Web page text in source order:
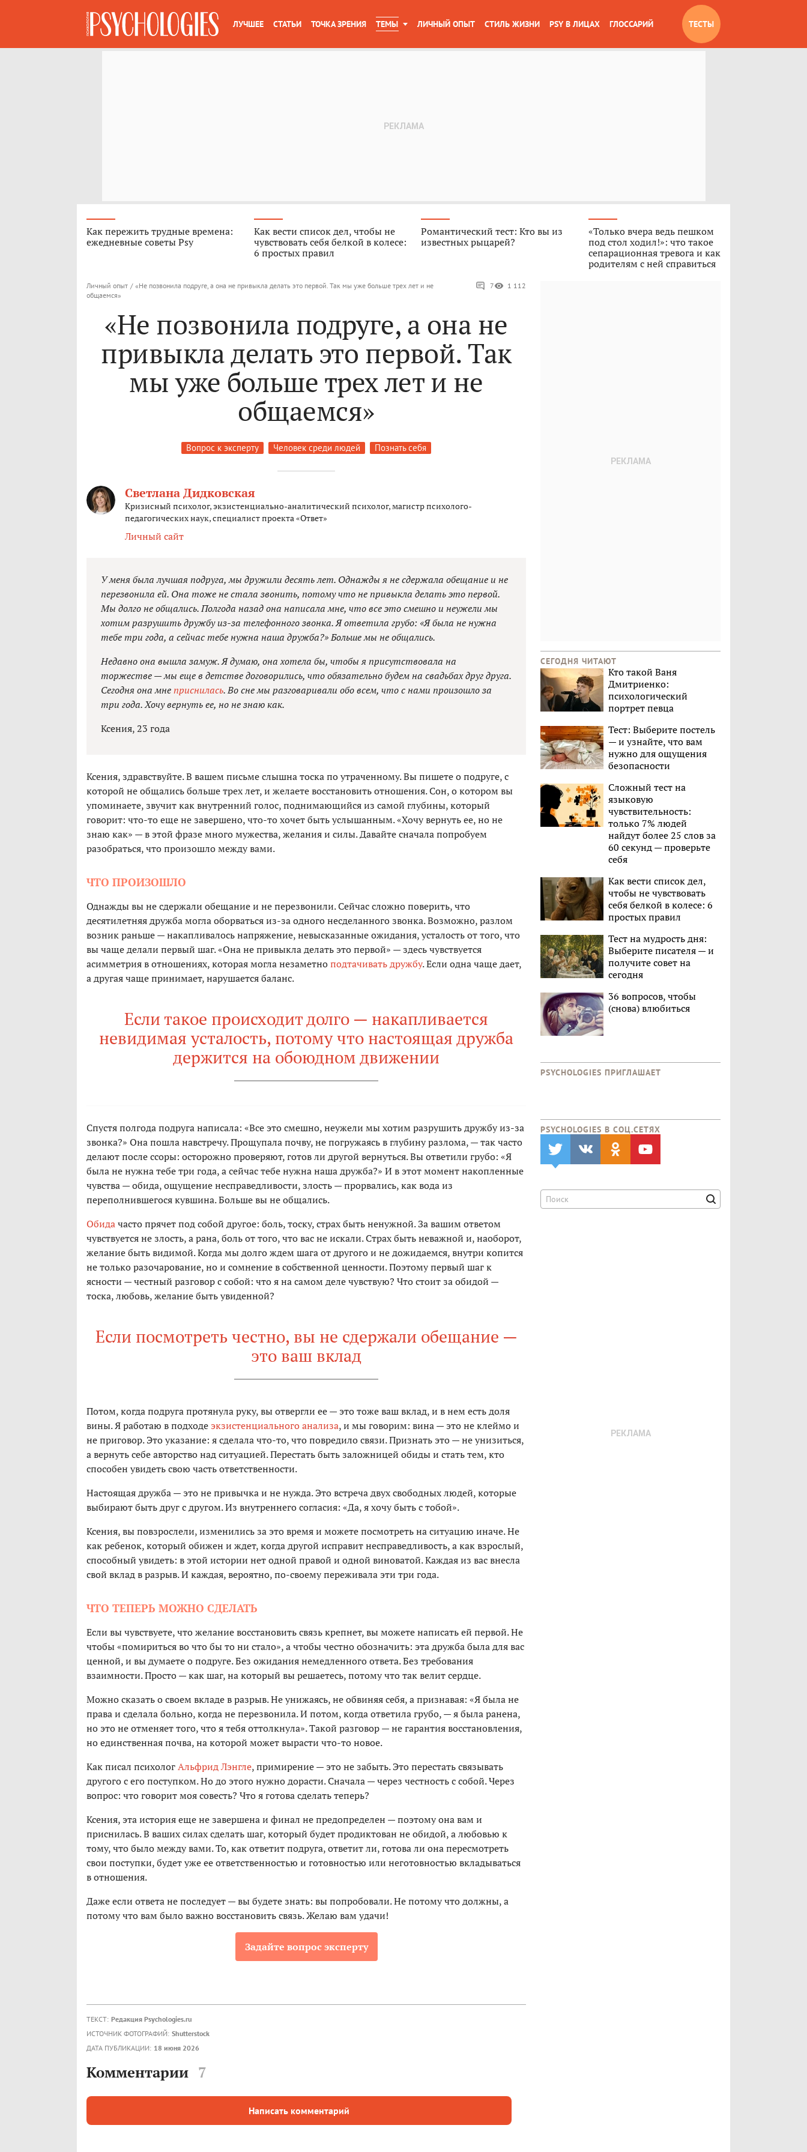
ЛУЧШЕЕ СТАТЬИ ТОЧКА ЗРЕНИЯ ТЕМЫ ЛИЧНЫЙ ОПЫТ СТИЛЬ ЖИЗНИ PSY В ЛИЦАХ ГЛОССАРИЙ ТЕСТЫ
Как пережить трудные времена:
ежедневные советы Psy
Как вести список дел, чтобы не
чувствовать себя белкой в колесе:
6 простых правил
Романтический тест: Кто вы из
известных рыцарей?
«Только вчера ведь пешком
под стол ходил!»: что такое
сепарационная тревога и как
родителям с ней справиться
Личный опыт / «Не позвонила подруге, а она не привыкла делать это первой. Так мы уже больше трех лет и не
общаемся»
7 1 112
«Не позвонила подруге, а она не
привыкла делать это первой. Так
мы уже больше трех лет и не
общаемся»
Вопрос к эксперту Человек среди людей Познать себя
Светлана Дидковская
Кризисный психолог, экзистенциально-аналитический психолог, магистр психолого-
педагогических наук, специалист проекта «Ответ»
Личный сайт
У меня была лучшая подруга, мы дружили десять лет. Однажды я не сдержала обещание и не
перезвонила ей. Она тоже не стала звонить, потому что не привыкла делать это первой.
Мы долго не общались. Полгода назад она написала мне, что все это смешно и неужели мы
хотим разрушить дружбу из-за телефонного звонка. Я ответила грубо: «Я была не нужна
тебе три года, а сейчас тебе нужна наша дружба?» Больше мы не общались.
Недавно она вышла замуж. Я думаю, она хотела бы, чтобы я присутствовала на
торжестве — мы еще в детстве договорились, что обязательно будем на свадьбах друг друга.
Сегодня она мнеприснилась. Во сне мы разговаривали обо всем, что с нами произошло за
три года. Хочу вернуть ее, но не знаю как.
Ксения, 23 года
Ксения, здравствуйте. В вашем письме слышна тоска по утраченному. Вы пишете о подруге, с
которой не общались больше трех лет, и желаете восстановить отношения. Сон, о котором вы
упоминаете, звучит как внутренний голос, поднимающийся из самой глубины, который
говорит: что-то еще не завершено, что-то хочет быть услышанным. «Хочу вернуть ее, но не
знаю как» — в этой фразе много мужества, желания и силы. Давайте сначала попробуем
разобраться, что произошло между вами.
ЧТО ПРОИЗОШЛО
Однажды вы не сдержали обещание и не перезвонили. Сейчас сложно поверить, что
десятилетняя дружба могла оборваться из-за одного несделанного звонка. Возможно, разлом
возник раньше — накапливалось напряжение, невысказанные ожидания, усталость от того, что
вы чаще делали первый шаг. «Она не привыкла делать это первой» — здесь чувствуется
асимметрия в отношениях, которая могла незаметноподтачивать дружбу. Если одна чаще дает,
а другая чаще принимает, нарушается баланс.
Если такое происходит долго — накапливается
невидимая усталость, потому что настоящая дружба
держится на обоюдном движении
Спустя полгода подруга написала: «Все это смешно, неужели мы хотим разрушить дружбу из-за
звонка?» Она пошла навстречу. Прощупала почву, не погружаясь в глубину разлома, — так часто
делают после ссоры: осторожно проверяют, готов ли другой вернуться. Вы ответили грубо: «Я
была не нужна тебе три года, а сейчас тебе нужна наша дружба?» И в этот момент накопленные
чувства — обида, ощущение несправедливости, злость — прорвались, как вода из
переполнившегося кувшина. Больше вы не общались.
Обидачасто прячет под собой другое: боль, тоску, страх быть ненужной. За вашим ответом
чувствуется не злость, а рана, боль от того, что вас не искали. Страх быть неважной и, наоборот,
желание быть видимой. Когда мы долго ждем шага от другого и не дожидаемся, внутри копится
не только разочарование, но и сомнение в собственной ценности. Поэтому первый шаг к
ясности — честный разговор с собой: что я на самом деле чувствую? Что стоит за обидой —
тоска, любовь, желание быть увиденной?
Если посмотреть честно, вы не сдержали обещание —
это ваш вклад
Потом, когда подруга протянула руку, вы отвергли ее — это тоже ваш вклад, и в нем есть доля
вины. Я работаю в подходеэкзистенциального анализа, и мы говорим: вина — это не клеймо и
не приговор. Это указание: я сделала что-то, что повредило связи. Признать это — не унизиться,
а вернуть себе авторство над ситуацией. Перестать быть заложницей обиды и стать тем, кто
способен увидеть свою часть ответственности.
Настоящая дружба — это не привычка и не нужда. Это встреча двух свободных людей, которые
выбирают быть друг с другом. Из внутреннего согласия: «Да, я хочу быть с тобой».
Ксения, вы повзрослели, изменились за это время и можете посмотреть на ситуацию иначе. Не
как ребенок, который обижен и ждет, когда другой исправит несправедливость, а как взрослый,
способный увидеть: в этой истории нет одной правой и одной виноватой. Каждая из вас внесла
свой вклад в разрыв. И каждая, вероятно, по-своему переживала эти три года.
ЧТО ТЕПЕРЬ МОЖНО СДЕЛАТЬ
Если вы чувствуете, что желание восстановить связь крепнет, вы можете написать ей первой. Не
чтобы «помириться во что бы то ни стало», а чтобы честно обозначить: эта дружба была для вас
ценной, и вы думаете о подруге. Без ожидания немедленного ответа. Без требования
взаимности. Просто — как шаг, на который вы решаетесь, потому что так велит сердце.
Можно сказать о своем вкладе в разрыв. Не унижаясь, не обвиняя себя, а признавая: «Я была не
права и сделала больно, когда не перезвонила. И потом, когда ответила грубо, — я была ранена,
но это не отменяет того, что я тебя оттолкнула». Такой разговор — не гарантия восстановления,
но единственная почва, на которой может вырасти что-то новое.
Как писал психологАльфрид Лэнгле, примирение — это не забыть. Это перестать связывать
другого с его поступком. Но до этого нужно дорасти. Сначала — через честность с собой. Через
вопрос: что говорит моя совесть? Что я готова сделать теперь?
Ксения, эта история еще не завершена и финал не предопределен — поэтому она вам и
приснилась. В ваших силах сделать шаг, который будет продиктован не обидой, а любовью к
тому, что было между вами. То, как ответит подруга, ответит ли, готова ли она пересмотреть
свои поступки, будет уже ее ответственностью и готовностью или неготовностью вкладываться
в отношения.
Даже если ответа не последует — вы будете знать: вы попробовали. Не потому что должны, а
потому что вам было важно восстановить связь. Желаю вам удачи!
Задайте вопрос эксперту
ТЕКСТ: Редакция Psychologies.ru
ИСТОЧНИК ФОТОГРАФИЙ: Shutterstock
ДАТА ПУБЛИКАЦИИ: 18 июня 2026
Комментарии 7
Написать комментарий
СЕГОДНЯ ЧИТАЮТ
Кто такой Ваня
Дмитриенко:
психологический
портрет певца
Тест: Выберите постель
— и узнайте, что вам
нужно для ощущения
безопасности
Сложный тест на
языковую
чувствительность:
только 7% людей
найдут более 25 слов за
60 секунд — проверьте
себя
Как вести список дел,
чтобы не чувствовать
себя белкой в колесе: 6
простых правил
Тест на мудрость дня:
Выберите писателя — и
получите совет на
сегодня
36 вопросов, чтобы
(снова) влюбиться
PSYCHOLOGIES ПРИГЛАШАЕТ
PSYCHOLOGIES В CОЦ.СЕТЯХ